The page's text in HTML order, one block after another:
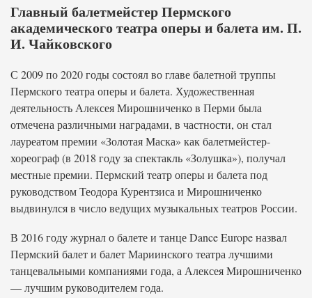
Главный балетмейстер Пермского
академического театра оперы и балета им. П.
И. Чайковского
С 2009 по 2020 годы состоял во главе балетной труппы
Пермского театра оперы и балета. Художественная
деятельность Алексея Мирошниченко в Перми была
отмечена различными наградами, в частности, он стал
лауреатом премии «Золотая Маска» как балетмейстер-
хореограф (в 2018 году за спектакль «Золушка»), получал
местные премии. Пермский театр оперы и балета под
руководством Теодора Курентзиса и Мирошниченко
выдвинулся в число ведущих музыкальных театров России.
В 2016 году журнал о балете и танце Dance Europe назвал
Пермский балет и балет Мариинского театра лучшими
танцевальными компаниями года, а Алексея Мирошниченко
— лучшим руководителем года.